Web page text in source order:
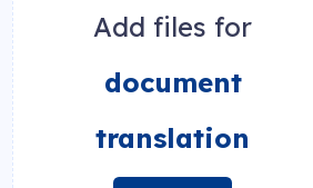
Add files for
document
translation